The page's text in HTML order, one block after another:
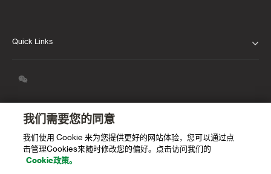
Quick Links
我们的信念
职业生涯
渣打中国年度报告
我们需要您的同意
我们使用 Cookie 来为您提供更好的网站体验，您可以通过点
击管理Cookies来随时修改您的偏好。点击访问我们的
Cookie政策。